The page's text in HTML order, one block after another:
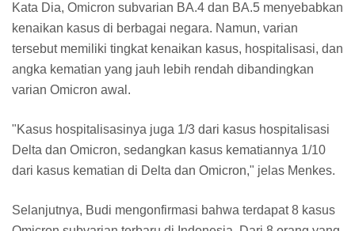
Kata Dia, Omicron subvarian BA.4 dan BA.5 menyebabkan
kenaikan kasus di berbagai negara. Namun, varian
tersebut memiliki tingkat kenaikan kasus, hospitalisasi, dan
angka kematian yang jauh lebih rendah dibandingkan
varian Omicron awal.
"Kasus hospitalisasinya juga 1/3 dari kasus hospitalisasi
Delta dan Omicron, sedangkan kasus kematiannya 1/10
dari kasus kematian di Delta dan Omicron," jelas Menkes.
Selanjutnya, Budi mengonfirmasi bahwa terdapat 8 kasus